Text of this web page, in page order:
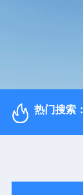
热门搜索：